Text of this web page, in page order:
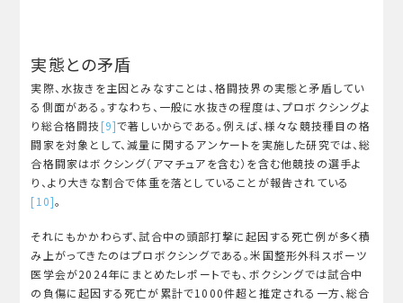
実態との矛盾
実際、水抜きを主因とみなすことは、格闘技界の実態と矛盾してい
る側面がある。すなわち、一般に水抜きの程度は、プロボクシングよ
り総合格闘技[9]で著しいからである。例えば、様々な競技種目の格
闘家を対象として、減量に関するアンケートを実施した研究では、総
合格闘家はボクシング（アマチュアを含む）を含む他競技の選手よ
り、より大きな割合で体重を落としていることが報告されている
[10]。
それにもかかわらず、試合中の頭部打撃に起因する死亡例が多く積
み上がってきたのはプロボクシングである。米国整形外科スポーツ
医学会が2024年にまとめたレポートでも、ボクシングでは試合中
の負傷に起因する死亡が累計で1000件超と推定される一方、総合